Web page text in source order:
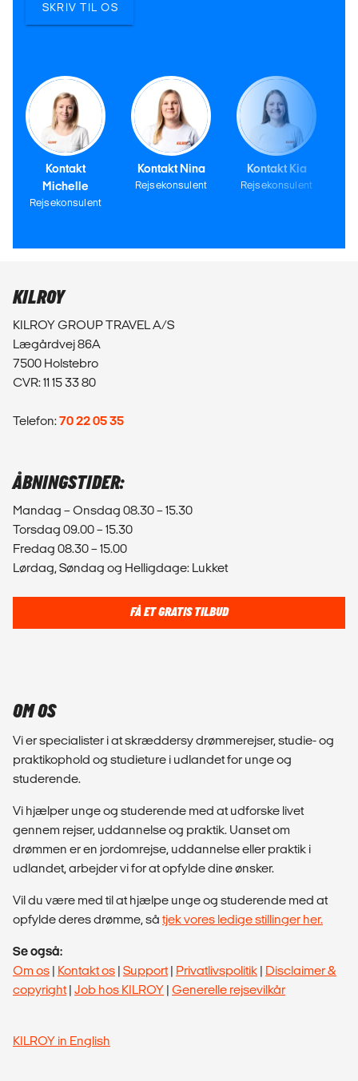
SKRIV TIL OS
Kontakt
Michelle
Rejsekonsulent
Kontakt Nina
Rejsekonsulent
Kontakt Kia
Rejsekonsulent
KILROY
KILROY GROUP TRAVEL A/S
Lægårdvej 86A
7500 Holstebro
CVR: 11 15 33 80
Telefon:70 22 05 35
ÅBNINGSTIDER:
Mandag – Onsdag 08.30 – 15.30
Torsdag 09.00 – 15.30
Fredag 08.30 – 15.00
Lørdag, Søndag og Helligdage: Lukket
FÅ ET GRATIS TILBUD
OM OS
Vi er specialister i at skræddersy drømmerejser, studie- og
praktikophold og studieture i udlandet for unge og
studerende.
Vi hjælper unge og studerende med at udforske livet
gennem rejser, uddannelse og praktik. Uanset om
drømmen er en jordomrejse, uddannelse eller praktik i
udlandet, arbejder vi for at opfylde dine ønsker.
Vil du være med til at hjælpe unge og studerende med at
opfylde deres drømme, så tjek vores ledige stillinger her.
Se også:
Om os | Kontakt os | Support| Privatlivspolitik | Disclaimer &
copyright| Job hos KILROY | Generelle rejsevilkår
KILROY in English